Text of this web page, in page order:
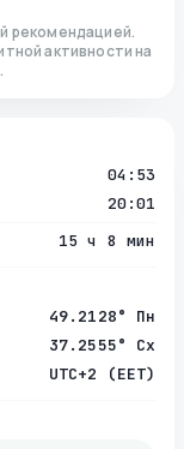
рекомендацией.
активности на
04:53
20:01
15 ч 8 мин
49.2128° Пн
37.2555° Сх
UTC+2 (EET)